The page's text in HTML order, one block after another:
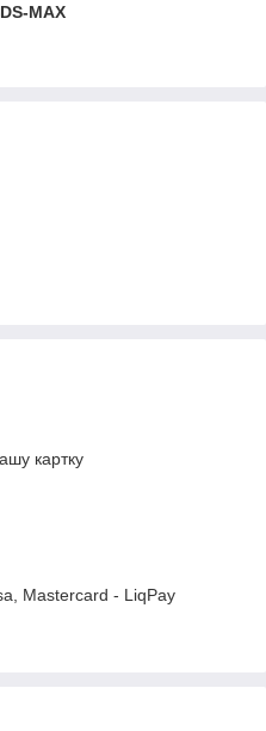
MAX
картку
Mastercard - LiqPay